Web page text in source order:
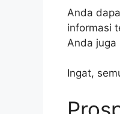
Anda
informasi
Anda juga
Ingat,